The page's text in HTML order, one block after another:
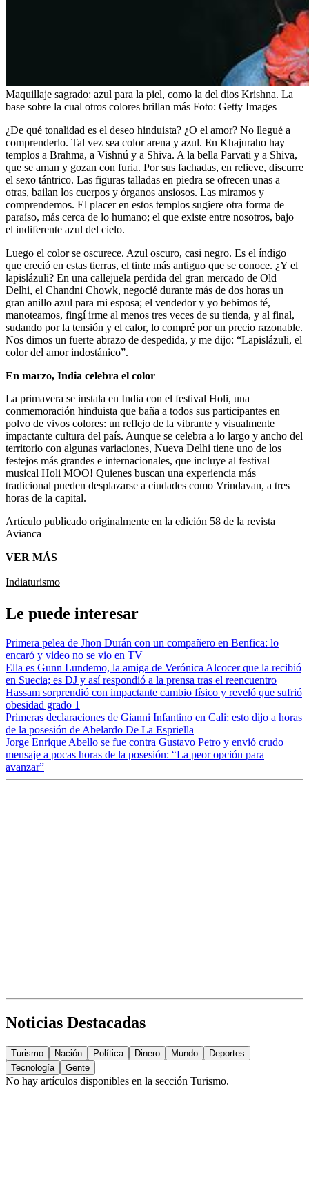
Maquillaje sagrado: azul para la piel, como la del dios Krishna. La
base sobre la cual otros colores brillan más Foto: Getty Images
¿De qué tonalidad es el deseo hinduista? ¿O el amor? No llegué a
comprenderlo. Tal vez sea color arena y azul. En Khajuraho hay
templos a Brahma, a Vishnú y a Shiva. A la bella Parvati y a Shiva,
que se aman y gozan con furia. Por sus fachadas, en relieve, discurre
el sexo tántrico. Las figuras talladas en piedra se ofrecen unas a
otras, bailan los cuerpos y órganos ansiosos. Las miramos y
comprendemos. El placer en estos templos sugiere otra forma de
paraíso, más cerca de lo humano; el que existe entre nosotros, bajo
el indiferente azul del cielo.
Luego el color se oscurece. Azul oscuro, casi negro. Es el índigo
que creció en estas tierras, el tinte más antiguo que se conoce. ¿Y el
lapislázuli? En una callejuela perdida del gran mercado de Old
Delhi, el Chandni Chowk, negocié durante más de dos horas un
gran anillo azul para mi esposa; el vendedor y yo bebimos té,
manoteamos, fingí irme al menos tres veces de su tienda, y al final,
sudando por la tensión y el calor, lo compré por un precio razonable.
Nos dimos un fuerte abrazo de despedida, y me dijo: “Lapislázuli, el
color del amor indostánico”.
En marzo, India celebra el color
La primavera se instala en India con el festival Holi, una
conmemoración hinduista que baña a todos sus participantes en
polvo de vivos colores: un reflejo de la vibrante y visualmente
impactante cultura del país. Aunque se celebra a lo largo y ancho del
territorio con algunas variaciones, Nueva Delhi tiene uno de los
festejos más grandes e internacionales, que incluye al festival
musical Holi MOO! Quienes buscan una experiencia más
tradicional pueden desplazarse a ciudades como Vrindavan, a tres
horas de la capital.
Artículo publicado originalmente en la edición 58 de la revista
Avianca
VER MÁS
Indiaturismo
Le puede interesar
Primera pelea de Jhon Durán con un compañero en Benfica: lo
encaró y video no se vio en TV
Ella es Gunn Lundemo, la amiga de Verónica Alcocer que la recibió
en Suecia; es DJ y así respondió a la prensa tras el reencuentro
Hassam sorprendió con impactante cambio físico y reveló que sufrió
obesidad grado 1
Primeras declaraciones de Gianni Infantino en Cali: esto dijo a horas
de la posesión de Abelardo De La Espriella
Jorge Enrique Abello se fue contra Gustavo Petro y envió crudo
mensaje a pocas horas de la posesión: “La peor opción para
avanzar”
Noticias Destacadas
Turismo Nación Política Dinero Mundo
Deportes
Tecnología
Gente
No hay artículos disponibles en la sección Turismo.